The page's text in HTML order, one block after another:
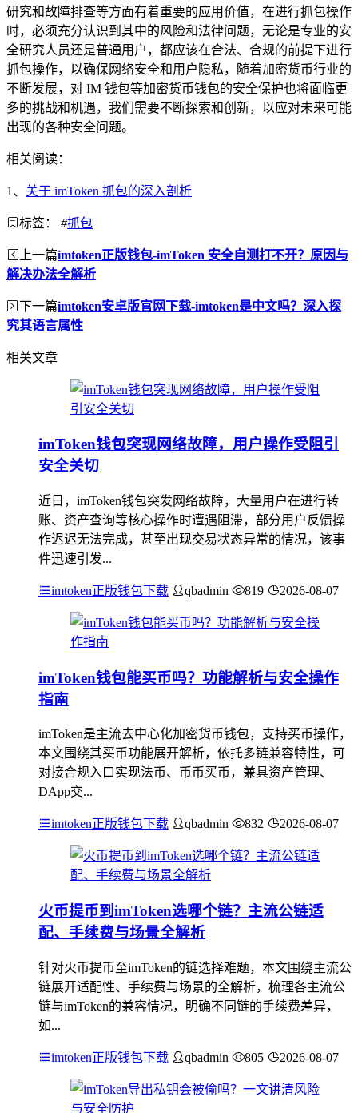
研究和故障排查等方面有着重要的应用价值，在进行抓包操作
时，必须充分认识到其中的风险和法律问题，无论是专业的安
全研究人员还是普通用户，都应该在合法、合规的前提下进行
抓包操作，以确保网络安全和用户隐私，随着加密货币行业的
不断发展，对 IM 钱包等加密货币钱包的安全保护也将面临更
多的挑战和机遇，我们需要不断探索和创新，以应对未来可能
出现的各种安全问题。
相关阅读：
1、 关于 imToken 抓包的深入剖析
标签： #抓包
上一篇imtoken正版钱包-imToken 安全自测打不开？原因与
解决办法全解析
下一篇imtoken安卓版官网下载-imtoken是中文吗？深入探
究其语言属性
相关文章
imToken钱包突现网络故障，用户操作受阻引
安全关切
近日，imToken钱包突发网络故障，大量用户在进行转
账、资产查询等核心操作时遭遇阻滞，部分用户反馈操
作迟迟无法完成，甚至出现交易状态异常的情况，该事
件迅速引发...
imtoken正版钱包下载 qbadmin 819 2026-08-07
imToken钱包能买币吗？功能解析与安全操作
指南
imToken是主流去中心化加密货币钱包，支持买币操作，
本文围绕其买币功能展开解析，依托多链兼容特性，可
对接合规入口实现法币、币币买币，兼具资产管理、
DApp交...
imtoken正版钱包下载 qbadmin 832 2026-08-07
火币提币到imToken选哪个链？主流公链适
配、手续费与场景全解析
针对火币提币至imToken的链选择难题，本文围绕主流公
链展开适配性、手续费与场景的全解析，梳理各主流公
链与imToken的兼容情况，明确不同链的手续费差异，
如...
imtoken正版钱包下载 qbadmin 805 2026-08-07